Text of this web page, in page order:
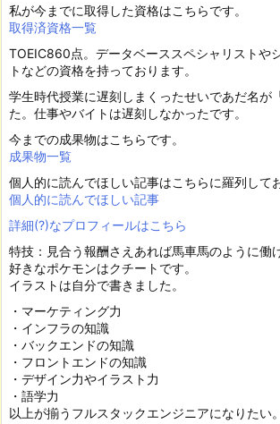
私が今までに取得した資格はこちらです。
取得済資格一覧
TOEIC860点。データベーススペシャリストや
トなどの資格を持っております。
学生時代授業に遅刻しまくったせいであだ名が
た。仕事やバイトは遅刻しなかったです。
今までの成果物はこちらです。
成果物一覧
個人的に読んでほしい記事はこちらに羅列して
個人的に読んでほしい記事
詳細(?)なプロフィールはこちら
特技：見合う報酬さえあれば馬車馬のように働
好きなポケモンはクチートです。
イラストは自分で書きました。
・マーケティング力
・インフラの知識
・バックエンドの知識
・フロントエンドの知識
・デザイン力やイラスト力
・語学力
以上が揃うフルスタックエンジニアになりたい